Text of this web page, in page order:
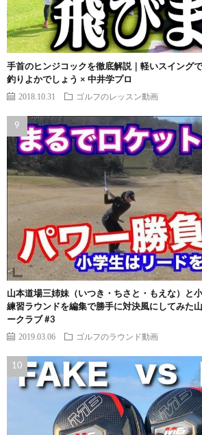
手首のヒンジコックを徹底解説｜軽いスイング
釣りよかでしょう × 中井学プロ
2018.10.31 ゴルフのレッスン動画
山本道場三姉妹（いつき・ちさと・もえな）と
練習ラウンドを編集で勝手に対決風にしてみた
ークラブ #3
2019.03.06 ゴルフのラウンド動画